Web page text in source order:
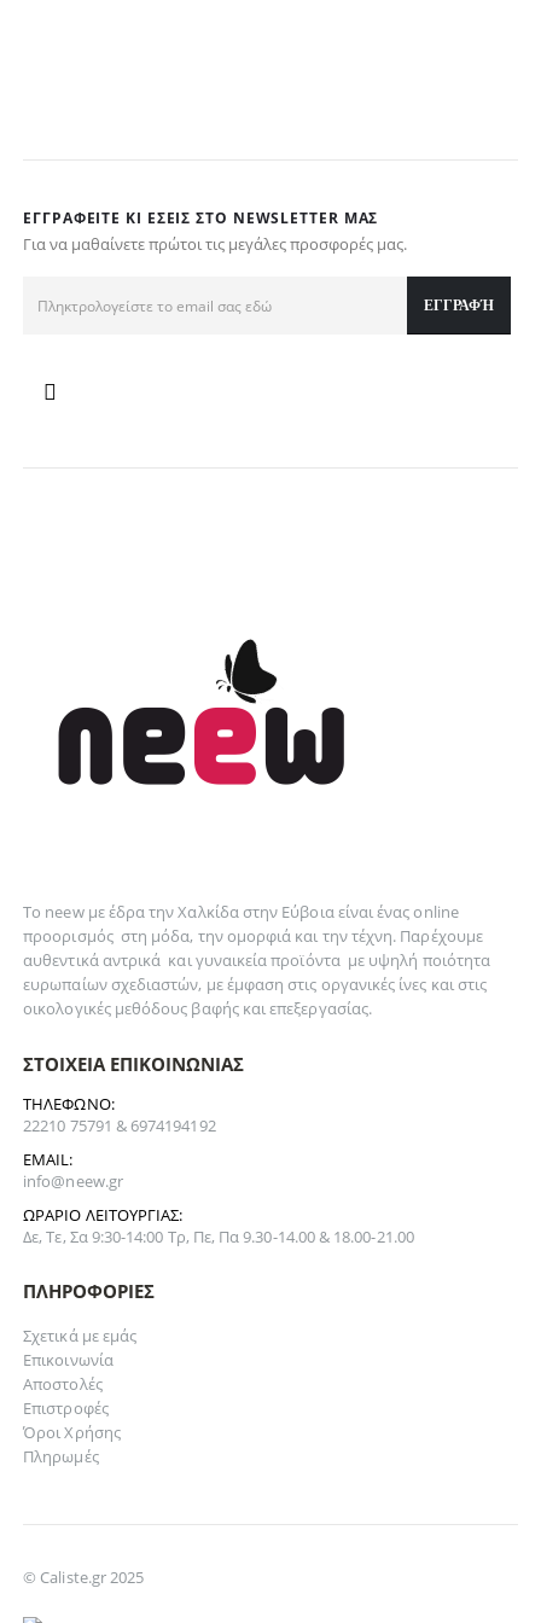
ΕΓΓΡΑΦΕΊΤΕ ΚΙ ΕΣΕΊΣ ΣΤΟ NEWSLETTER ΜΑΣ
Για να μαθαίνετε πρώτοι τις μεγάλες προσφορές μας.
Το neew με έδρα την Xαλκίδα στην Εύβοια είναι ένας online
προορισμός στη μόδα, τηνομορφιά και τηντέχνη. Παρέχουμε
αυθεντικάαντρικά καιγυναικείαπροϊόντα με υψηλή ποιότητα
ευρωπαίων σχεδιαστών, με έμφαση στις οργανικές ίνες και στις
οικολογικές μεθόδους βαφής και επεξεργασίας.
ΣΤΟΙΧΕΊΑ ΕΠΙΚΟΙΝΩΝΊΑΣ
ΤΗΛΈΦΩΝΟ:
22210 75791 & 6974194192
EMAIL:
info@neew.gr
ΩΡΆΡΙΟ ΛΕΙΤΟΥΡΓΊΑΣ:
Δε, Τε, Σα 9:30-14:00 Τρ, Πε, Πα 9.30-14.00 & 18.00-21.00
ΠΛΗΡΟΦΟΡΊΕΣ
Σχετικά με εμάς
Επικοινωνία
Αποστολές
Επιστροφές
Όροι Χρήσης
Πληρωμές
© Caliste.gr 2025